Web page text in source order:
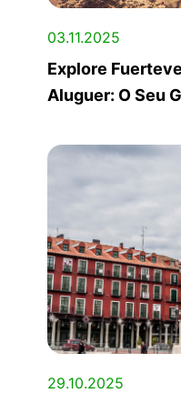
03.11.2025
Explore
Aluguer: O Seu
29.10.2025